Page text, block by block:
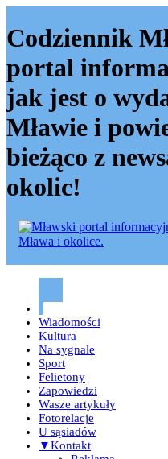
Codziennik
portal
jak jest o
Mławie i
bieżąco z
okolic!
Codziennik
Wiadomości
Kultura
Na sygnale
Sport
Felietony
Zapowiedzi
Wasze artykuły
Fotorelacje
U sąsiadów
▼Kontakt